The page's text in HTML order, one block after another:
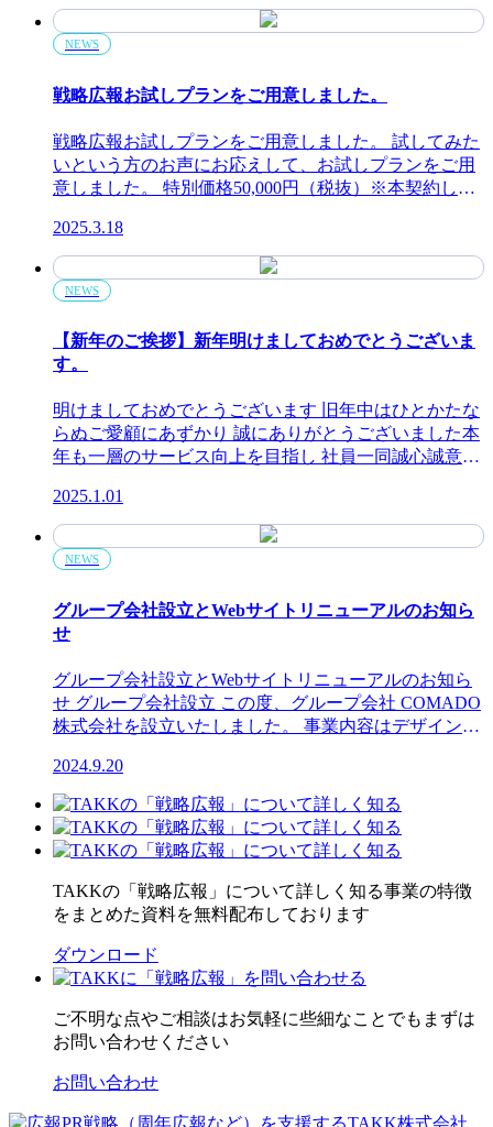
ェクトマネジャーを務め、採用広報の戦略立案と実行
をサポート★ 13施設のウェブサイトを統一し、全面リ
ィングとしても活用 成果 ✓社内でチームを組成したこ
外注を使い分けることにより、自社の強みを的確に外
部に向けて訴求できるようになった✓運営1年半で12人
採用を実現、採用コストを大幅に削減✓ウェブサイト
一化が実現 社内にノウハウやリソースがなく、施策を
広報PRの専門知識を持つ人材を置く余裕がありませ
ん。同仁会も同様で、広報活動のやり方が分かる人が
誤されていました。法人内には13の事業所があります
が、それぞれの事業所が独立で求人活動をおこなって
ウェブサイトを持っており、ある施設では求人情報が
充実しているのに、別の施設では情報すら載っていな
いといった状況だったため、求職者が情報を探しにく
職者のエントリーを増やすためには、求職者との接点
を増やす必要があります。ただ、採用動画や採用サイ
トなどを通じて接点を増やすことができたとしても、
同仁会のビジョンや求める人材と合致していなけれ
ば、結局はミスマッチを防ぐことはできません。同仁
会が求める人材に「同仁会で働きたい」と思ってもら
ってエントリーにつなげるためには、同仁会の魅力を
伝えるべき人に訴求できることが不可欠です。経営コ
ンサルティングが数値や組織設計から課題を可視化
し、制作会社がアウトプットで表現するのに対し、私
たちは「企業の想いをどう伝え、どんな行動を生み出
すか」を起点に設計します。今回は、3つの方向から取
用活動を強化し、エントリー数を増やす施策を展開
2 周年広報2030年の樹という中期ビジョンを社内外の
ブランディングに活用 3 広報チームの組成広報活動
体制を構築 この柱に沿って、13の事業所を横断する形
で幹部チーム、採用広報チーム、ウェブチームの3つの
チームを組成。TAKKがファシリテーションを担当す
ることで、広報PRを専門で行える方が社内にいなくて
も、一貫性のある広報活動を実現できる体制が整いま
した。 幹部チームは全体のとりまとめと、2030年の樹
に関する周年広報活動を担当。採用広報チームには各
当します。またウェブチームは各施設のウェブサイト
こちらの特設ページでも解説していますので、是非ご
覧ください。https://comado.takk.tech/ TAKKとCOMADO
は、戦略とクリエイティブの力で、企業と顧客や従業
た情報が相手に届くだけではなく、正しく理解される
ニケーションを目指します。 企業広報コミュニケーシ
ョン（社内外）企業自体のことを社内や社外へ広報
し、企業価値の向上を目指します。主にブランディン
グを行いますが、ブランディングとは戦略的に企業の
らしさ（魅力）を引き出し、環境や時代、消費者のニ
ーズを踏まえながら消費者や社会に伝わるようなかた
ちで表現し、価値を向上させるという戦略です。社外
へはエンゲージメントが向上します。 商品広報コミュ
ニケーション（社外）企業が取り扱う商品やサービス
うに広報していけばもっと売れるのか、ブランディン
グやマーケティング手法を利用し売上増加を狙いま
す。 コミュニケーション担当部署（社内）広報活動は
ったり、現在広報活動を実施しているが、ゴールや目
企業向けに広報チームを組成し、広報活動を内製化で
きるまで伴走します。 採用広報コミュニケーション
離職率を下げる為に、求職者向けの採用広報活動を支
援します。 TAKKとCOMADOの体制 私たちは2社の垣
された組織体制を採用しています。1社単独では見落と
しがちな視点も、もう1社の視点を加えることで、より
確かな成果を実現します。伝えたい情報がターゲット
ミュニケーションの仕組みをデザイン致します。
TAKKとCOMADOの戦略イメージ TAKKとCOMADO
は、戦略とクリエイティブの力で、企業と顧客や従業
員とのコミュニケーションをデザインします。 解決可
す。 資料をPDFでダウンロードする
NEWS
戦略広報お試しプランをご用意しました。
戦略広報お試しプランをご用意しました。 試してみた
いという方のお声にお応えして、お試しプランをご用
意しました。 特別価格50,000円（税抜）※本契約して
きます。期間1ヶ月内容詳細にヒアリングを行い、お悩
みに対する課題解決策を提示いたします。●ミーティ
ング（2回）1回2時間程度｜対面・リモート可（ミーテ
ィング以外の連絡相談可）●ファシリテーション●診断
｜自社調査｜市場調査｜研究●広報戦略立案●広報戦略
実装のサポート●上記のタスクにおける資料作成を含
む成果物上記を分析し解決策のレポートをご提出しま
プランです。 社外へ向けた発信 新卒採用を増やしたい
中途採用を増やしたい 採用後のミスマッチを防ぎたい
商品やサービスを、もっと世の中へPRしたい（認知度
を上げたい） 営業ツールを強化していきたい 展示会を
い、株価や投資を増加させたい 企業ブランディングを
強化したい・ブランドイメージを再構築したい SDGs
PRしたい SNSを活用したい（誰にどんなコンテンツを
発信するか一緒に考えてほしい） メディアへの露出を
たいが、何が課題なのか分からない 社内へ向けた発信
離職率を下げて、定着率を向上させたい 社内のコミュ
ニケーションをもっと強化したい 従業員のエンゲージ
業員の意識を変えて生産性を上げたい 経営理念を従業
経営理念を作りたい・再設計したい 社長交代など大き
な組織変更があるので、何かすべきと思っている そろ
そろ周年なので何かしたい 今は広報チーム（部門）が
無いので作りたい 広報チーム（部門）のスキルアップ
をしたい 広報活動は必要だと思うが、何から手を付け
たらいいか分からない 現在広報PR活動を実施している
企業様にもおすすめです ゴールや目標と具体的な業務
が結びつかず、モチベーションが上がらない 専門的な
ない 広報会議が上手く進まない・広報の専門家にファ
シリテーターをお願いしたい 未来のことが予測できれ
広報の立場で、上と一緒に戦ってほしい 今の業務が負
担にならない方法が知りたい 自分がやる理由、メリッ
2025.3.18
NEWS
【新年のご挨拶】新年明けましておめでとうございま
す。
明けましておめでとうございます 旧年中はひとかたな
らぬご愛顧にあずかり 誠にありがとうございました本
年も一層のサービス向上を目指し 社員一同誠心誠意努
ほどお願い申し上げます なお新年は 1月6日より通常営
業に戻りますご用命がありましたら お気軽にご連絡く
ださい 弊社は現在創立5周年にてこのようなコンセプ
トで運営しております是非ご参照ください 創立5周年
迎え、更なる飛躍を目指します。この節目にあたり、
私たちは “Team TAKK” という5周年スローガンを掲げ
業員など全てのステークホルダーとチームとして活動
していくことを意味します。 仲間意識のないチームは
成り立ちません。社内外を問わず、共通の目的や関心
を持つ仲間たちと様々な業務を実行することで、
TAKKのパーパスである「広報活動を通して、感動と
共感を広げる」を体現できると考えています。 “Team
TAKK” という想いがさらに実る5周年に。今後も皆様
とともに感動と共感を広げてまいります。 TAKK株式
2025.1.01
NEWS
グループ会社設立とWebサイトリニューアルのお知ら
せ
グループ会社設立とWebサイトリニューアルのお知ら
せ グループ会社設立 この度、グループ会社 COMADO
株式会社を設立いたしました。 事業内容はデザイン制
ン、撮影などを5人のクリエイターで進行させて頂きま
すので是非今後は宜しくお願い致します。 会社名
COMADO株式会社住所〒545-6031 大阪府大阪市阿倍
野区阿倍野筋1-1-43 あべのハルカス31階Abeno Harukas
31F, 1-1-43 Abenosuji, Abeno-ku, Osaka-Shi Osaka,545-
6031 JapanTEL‭06-6625-5025‬Webサイト
https://comado.design/事業内容Web制作｜グラフィック
Webサイトリニューアル 弊社TAKK株式会社のコーポ
レートサイトにつきましてもリニューアルいたしまし
くをコンセプトにしております。是非、今後もお役に
立てれば幸いです。 https://takk.tech
2024.9.20
TAKKの「戦略広報」について詳しく知る事業の特徴
をまとめた資料を無料配布しております
ダウンロード
ご不明な点やご相談はお気軽に些細なことでもまずは
お問い合わせください
お問い合わせ